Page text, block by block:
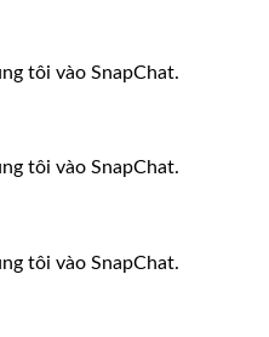
tôi vào SnapChat.
tôi vào SnapChat.
tôi vào SnapChat.